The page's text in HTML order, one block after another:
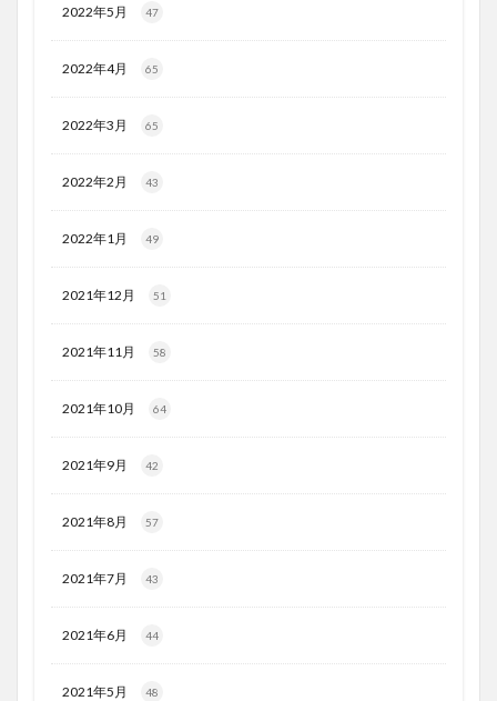
2022年5月 47
2022年4月 65
2022年3月 65
2022年2月 43
2022年1月 49
2021年12月 51
2021年11月 58
2021年10月 64
2021年9月 42
2021年8月 57
2021年7月 43
2021年6月 44
2021年5月 48